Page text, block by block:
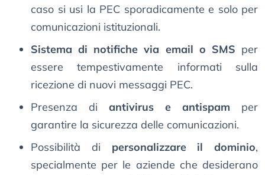
caso si usi la PEC sporadicamente e solo per
comunicazioni istituzionali.
Sistema di notifiche via email o SMS per
essere tempestivamente informati sulla
ricezione di nuovi messaggi PEC.
Presenza di antivirus e antispam per
garantire la sicurezza delle comunicazioni.
Possibilità di personalizzare il dominio,
specialmente per le aziende che desiderano